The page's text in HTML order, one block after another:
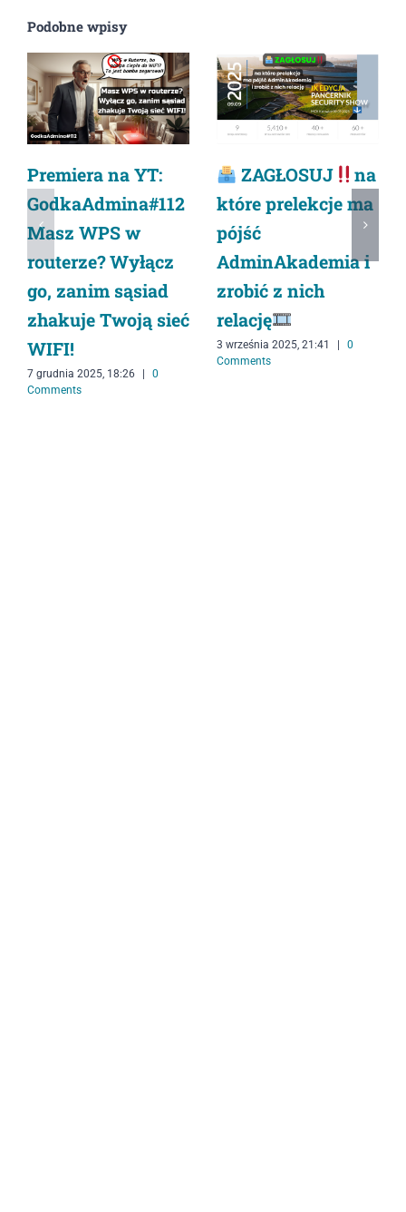
Podobne wpisy
Premiera na YT:
GodkaAdmina#112
Masz WPS w
routerze? Wyłącz
go, zanim sąsiad
zhakuje Twoją sieć
WIFI!
7 grudnia 2025, 18:26 |
0
Comments
ZAGŁOSUJ
na
które prelekcje ma
pójść
AdminAkademia i
zrobić z nich
relację
3 września 2025, 21:41 |
0
Comments